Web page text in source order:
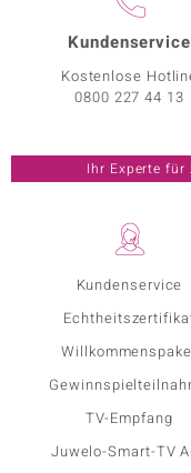
Kundenservice
TV-Empfang
Juwelo-Smart-TV
Kundenservice
Kostenlose
0800 227 44 13
Ihr Experte